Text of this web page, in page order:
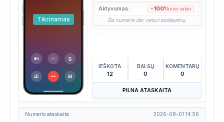
Tikrinamas
Aktyvumas:
-100%nuo vakar
Šis numeris dar neturi atsiliepimų.
IEŠKOTA
12
BALSŲ
0
KOMENTARŲ
0
PILNA ATASKAITA
Numerio ataskaita 2026-08-01 14:56